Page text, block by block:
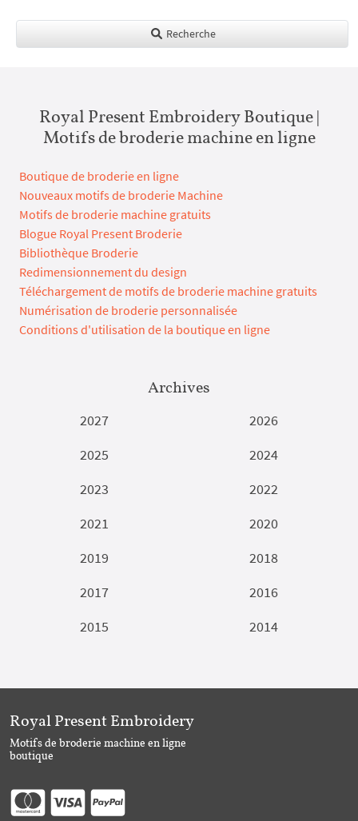
Recherche
Royal Present Embroidery Boutique |
Motifs de broderie machine en ligne
Boutique de broderie en ligne
Nouveaux motifs de broderie Machine
Motifs de broderie machine gratuits
Blogue Royal Present Broderie
Bibliothèque Broderie
Redimensionnement du design
Téléchargement de motifs de broderie machine gratuits
Numérisation de broderie personnalisée
Conditions d'utilisation de la boutique en ligne
Archives
2027
2026
2025
2024
2023
2022
2021
2020
2019
2018
2017
2016
2015
2014
Royal Present Embroidery
Motifs de broderie machine en ligne
boutique